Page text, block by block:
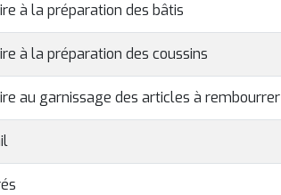
à la préparation des bâtis
à la préparation des coussins
au garnissage des articles à rembourrer